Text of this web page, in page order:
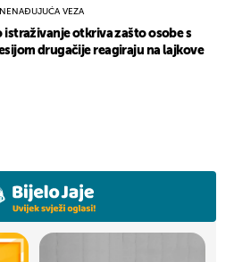
VEZA
istraživanje otkriva zašto osobe s
drugačije reagiraju na lajkove